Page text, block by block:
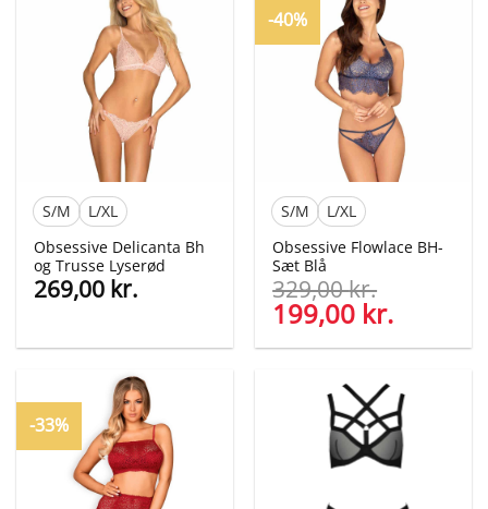
S/M
L/XL
Obsessive Delicanta Bh
og Trusse Lyserød
269,00 kr.
-40%
S/M
L/XL
Obsessive Flowlace BH-
Sæt Blå
329,00kr.
Den
oprindelige
pris
329,00 kr..
199,00 kr.
pris
199,00
-33%